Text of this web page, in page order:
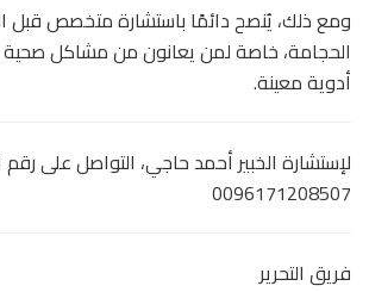
ومع ذلك، يُنصح دائمًا باستشارة متخصص قبل
الحجامة، خاصة لمن يعانون من مشاكل صحية
أدوية معينة.
لإستشارة الخبير أحمد حاجي، التواصل على رقم
0096171208507
فريق التحرير